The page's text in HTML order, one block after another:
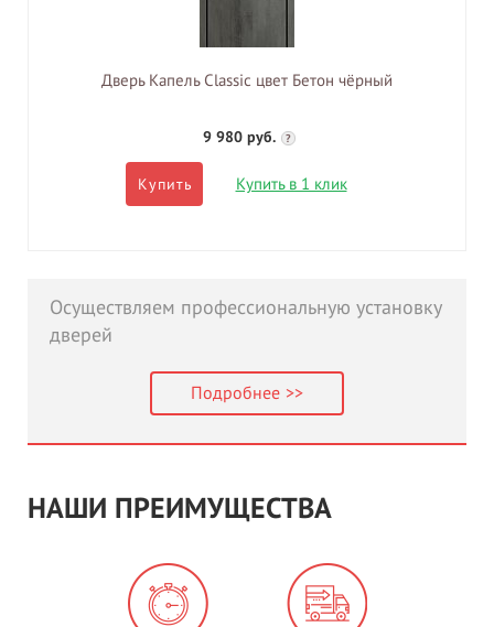
Дверь Капель Classic цвет Бетон чёрный
9 980 руб. ?
Купить Купить в 1 клик
Осуществляем профессиональную установку
дверей
Подробнее
НАШИ ПРЕИМУЩЕСТВА